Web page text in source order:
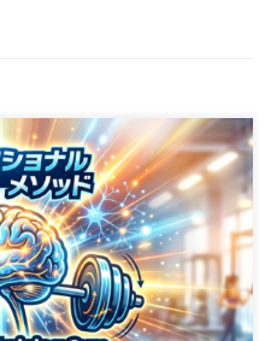
ーニングジムBrainの大石圭
けに丸 […]